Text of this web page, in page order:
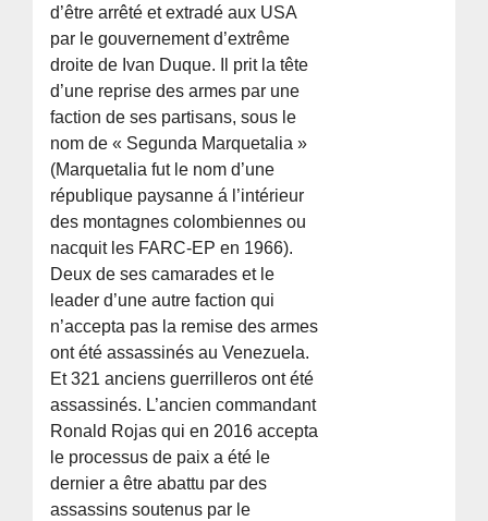
d’être arrêté et extradé aux USA
par le gouvernement d’extrême
droite de Ivan Duque. Il prit la tête
d’une reprise des armes par une
faction de ses partisans, sous le
nom de « Segunda Marquetalia »
(Marquetalia fut le nom d’une
république paysanne á l’intérieur
des montagnes colombiennes ou
nacquit les FARC-EP en 1966).
Deux de ses camarades et le
leader d’une autre faction qui
n’accepta pas la remise des armes
ont été assassinés au Venezuela.
Et 321 anciens guerrilleros ont été
assassinés. L’ancien commandant
Ronald Rojas qui en 2016 accepta
le processus de paix a été le
dernier a être abattu par des
assassins soutenus par le